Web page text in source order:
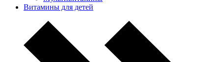
Витамины для детей